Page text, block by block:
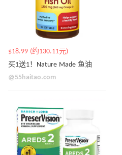
$18.99 (约130.11元)
买1送1！Nature Made 鱼油
@55haitao.com